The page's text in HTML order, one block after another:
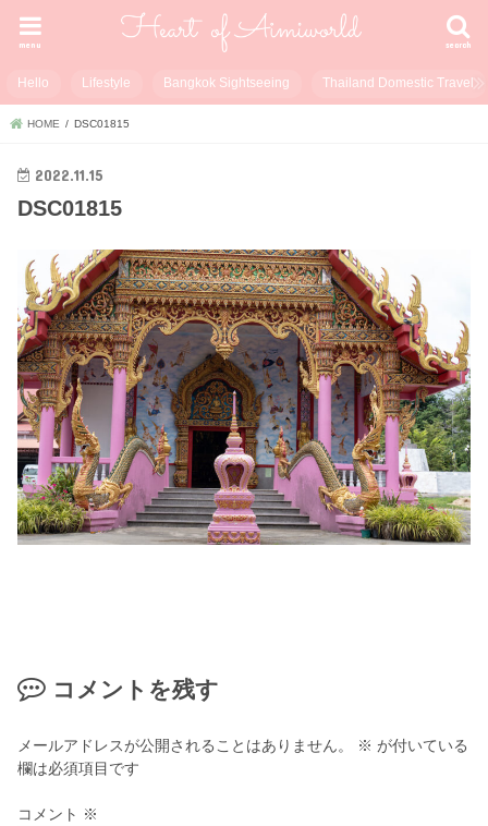
search
menu
Hello Lifestyle Bangkok Sightseeing Thailand Domestic Travel
HOME DSC01815
2022.11.15
DSC01815
コメントを残す
メールアドレスが公開されることはありません。 ※ が付いている
欄は必須項目です
コメント ※